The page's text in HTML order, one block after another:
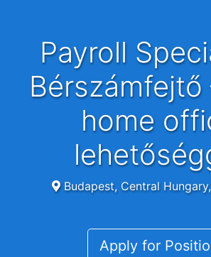
Payroll Specialist /
Bérszámfejtő
home
Budapest, Central
Apply for